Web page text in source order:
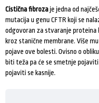
Cistična fibrozaje jedna od
mutacija u genu CFTR koji se
odgovoran za stvaranje
kroz stanične membrane. Više
pojave ove bolesti. Ovisno o
biti teža pa će se smetnje
pojaviti se kasnije.